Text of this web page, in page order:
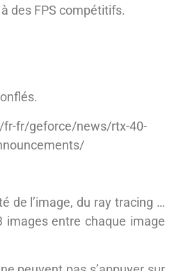
des FPS compétitifs.
fr/geforce/news/rtx-40-
de l’image, du ray tracing …
entre chaque image